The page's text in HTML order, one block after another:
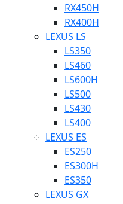
RX450H
RX400H
LEXUS LS
LS350
LS460
LS600H
LS500
LS430
LS400
LEXUS ES
ES250
ES300H
ES350
LEXUS GX